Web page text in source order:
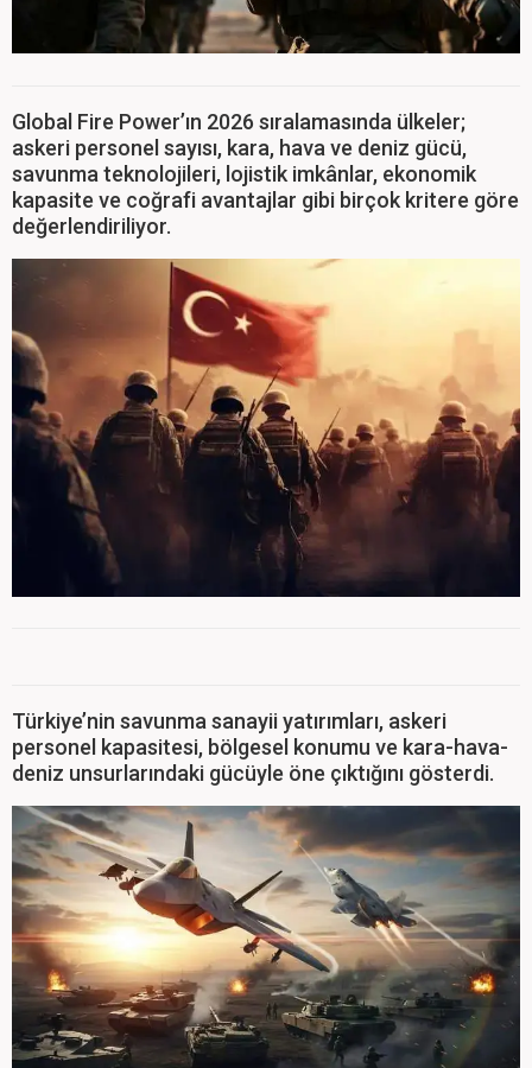
Global Fire Power’ın 2026 sıralamasında ülkeler;
askeri personel sayısı, kara, hava ve deniz gücü,
savunma teknolojileri, lojistik imkânlar, ekonomik
kapasite ve coğrafi avantajlar gibi birçok kritere göre
değerlendiriliyor.
Türkiye’nin savunma sanayii yatırımları, askeri
personel kapasitesi, bölgesel konumu ve kara-hava-
deniz unsurlarındaki gücüyle öne çıktığını gösterdi.